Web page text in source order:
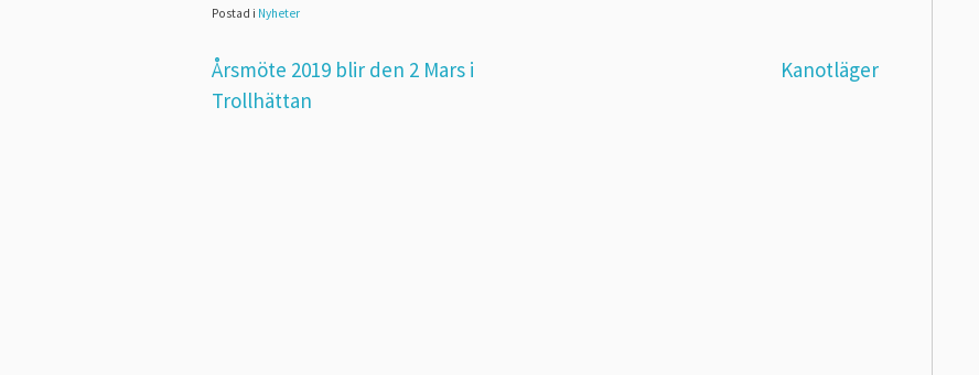
Postad i Nyheter
Inläggsnavigering
Årsmöte 2019 blir den 2 Mars i
Trollhättan
Kanotläger